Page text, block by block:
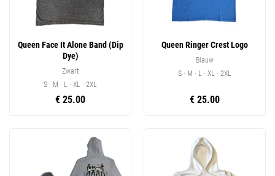
Queen Face It Alone Band (Dip
Dye)
Zwart
S · M · L · XL · 2XL
€ 25.00
Queen Ringer Crest Logo
Blauw
S · M · L · XL · 2XL
€ 25.00